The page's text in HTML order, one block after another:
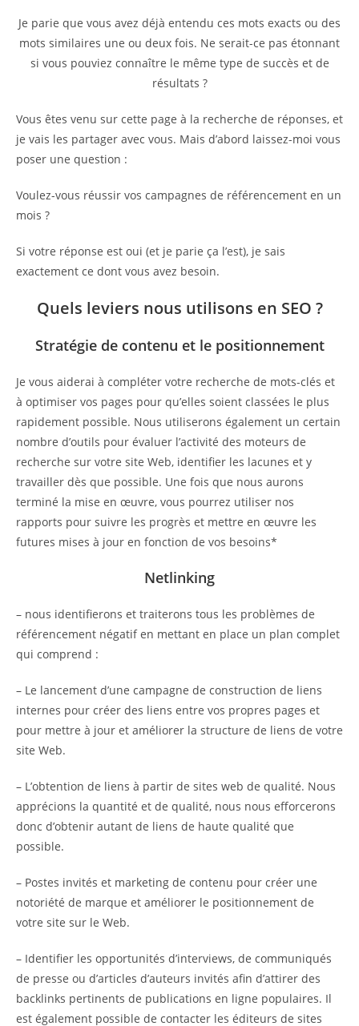
Je parie que vous avez déjà entendu ces mots exacts ou des
mots similaires une ou deux fois. Ne serait-ce pas étonnant
si vous pouviez connaître le même type de succès et de
résultats ?
Vous êtes venu sur cette page à la recherche de réponses, et
je vais les partager avec vous. Mais d’abord laissez-moi vous
poser une question :
Voulez-vous réussir vos campagnes de référencement en un
mois ?
Si votre réponse est oui (et je parie ça l’est), je sais
exactement ce dont vous avez besoin.
Quels leviers nous utilisons en SEO ?
Stratégie de contenu et le positionnement
Je vous aiderai à compléter votre recherche de mots-clés et
à optimiser vos pages pour qu’elles soient classées le plus
rapidement possible. Nous utiliserons également un certain
nombre d’outils pour évaluer l’activité des moteurs de
recherche sur votre site Web, identifier les lacunes et y
travailler dès que possible. Une fois que nous aurons
terminé la mise en œuvre, vous pourrez utiliser nos
rapports pour suivre les progrès et mettre en œuvre les
futures mises à jour en fonction de vos besoins*
Netlinking
– nous identifierons et traiterons tous les problèmes de
référencement négatif en mettant en place un plan complet
qui comprend :
– Le lancement d’une campagne de construction de liens
internes pour créer des liens entre vos propres pages et
pour mettre à jour et améliorer la structure de liens de votre
site Web.
– L’obtention de liens à partir de sites web de qualité. Nous
apprécions la quantité et de qualité, nous nous efforcerons
donc d’obtenir autant de liens de haute qualité que
possible.
– Postes invités et marketing de contenu pour créer une
notoriété de marque et améliorer le positionnement de
votre site sur le Web.
– Identifier les opportunités d’interviews, de communiqués
de presse ou d’articles d’auteurs invités afin d’attirer des
backlinks pertinents de publications en ligne populaires. Il
est également possible de contacter les éditeurs de sites